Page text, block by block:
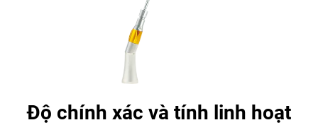
Độ chính xác và tính linh hoạt